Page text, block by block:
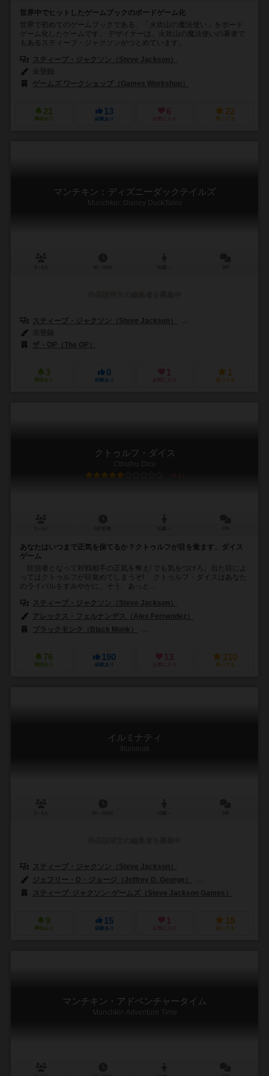
世界中でヒットしたゲームブックのボードゲーム化
世界で初めてのゲームブックである、「火吹山の魔法使い」をボード
ゲーム化したゲームです。 デザイナーは、火吹山の魔法使いの著者で
もあるスティーブ・ジャクソンがつとめています。
スティーブ・ジャクソン（Steve Jackson）
ゲームズ ワークショップ（Games Workshop）
21
興味あり
13
経験あり
6
お気に入り
22
持ってる
マンチキン：ディズニーダックテイルズ
Munchkin: Disney DuckTales
スティーブ・ジャクソン（Steve Jackson）
ザ・OP（The OP）
3
興味あり
0
経験あり
1
お気に入り
1
持ってる
クトゥルフ・ダイス
Cthulhu Dice
5.2
あなたはいつまで正気を保てるか？クトゥルフが目を覚ます、ダイス
ゲーム
狂信者となって対戦相手の正気を奪え! でも気をつけろ。出た目によ
ってはクトゥルフが目覚めてしまうぞ! クトゥルフ・ダイスはあなた
のライバルをすみやかに、そう、あっと...
スティーブ・ジャクソン（Steve Jackson）
アレックス・フェルナンデス（Alex Fernandez）
ブラックモンク（Black Monk）
76
興味あり
190
経験あり
13
お気に入り
210
持ってる
イルミナティ
Illuminati
スティーブ・ジャクソン（Steve Jackson）
ジェフリー・D・ジョージ（Jeffrey D. George）
スティーブ･ジャクソン･ゲームズ（Steve Jackson Games）
9
興味あり
15
経験あり
1
お気に入り
18
持ってる
マンチキン・アドベンチャータイム
Munchkin Adventure Time